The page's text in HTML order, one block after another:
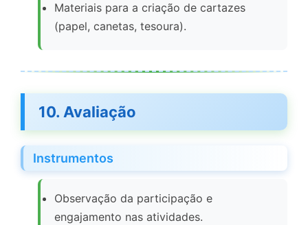
Materiais para a criação de cartazes
(papel, canetas, tesoura).
10. Avaliação
Instrumentos
Observação da participação e
engajamento nas atividades.